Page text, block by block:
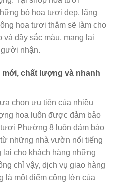
bó hoa tươi đẹp, lãng
hoa tươi thắm sẽ làm cho
và đầy sắc màu, mang lại
nhận.
chất lượng và nhanh
chọn ưu tiên của nhiều
hoa luôn được đảm bảo
Phường 8 luôn đảm bảo
những nhà vườn nổi tiếng
cho khách hàng những
chỉ vậy, dịch vụ giao hàng
là một điểm cộng lớn của